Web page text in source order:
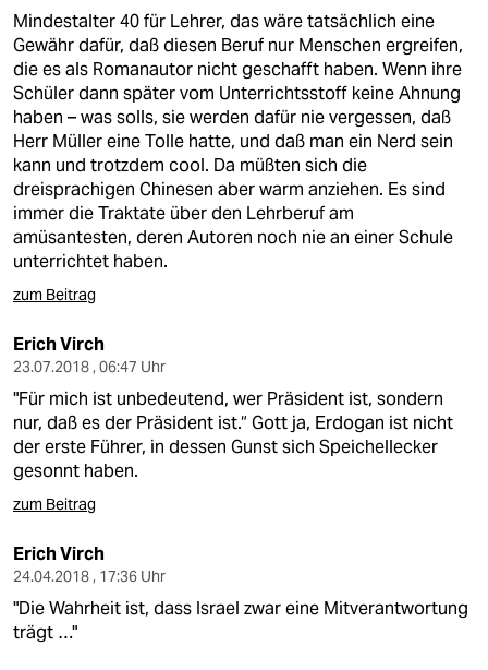
Mindestalter 40 für Lehrer, das wäre tatsächlich eine
Gewähr dafür, daß diesen Beruf nur Menschen ergreifen,
die es als Romanautor nicht geschafft haben. Wenn ihre
Schüler dann später vom Unterrichtsstoff keine Ahnung
haben – was solls, sie werden dafür nie vergessen, daß
Herr Müller eine Tolle hatte, und daß man ein Nerd sein
kann und trotzdem cool. Da müßten sich die
dreisprachigen Chinesen aber warm anziehen. Es sind
immer die Traktate über den Lehrberuf am
amüsantesten, deren Autoren noch nie an einer Schule
unterrichtet haben.
zum Beitrag
Erich Virch
23.07.2018 , 06:47 Uhr
"Für mich ist unbedeutend, wer Präsident ist, sondern
nur, daß es der Präsident ist.“ Gott ja, Erdogan ist nicht
der erste Führer, in dessen Gunst sich Speichellecker
gesonnt haben.
zum Beitrag
Erich Virch
24.04.2018 , 17:36 Uhr
"Die Wahrheit ist, dass Israel zwar eine Mitverantwortung
trägt …"